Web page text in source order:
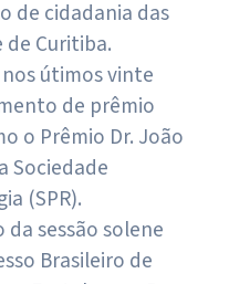
de cidadania das
de Curitiba.
útimos vinte
de prêmio
o Prêmio Dr. João
Sociedade
(SPR).
da sessão solene
Brasileiro de